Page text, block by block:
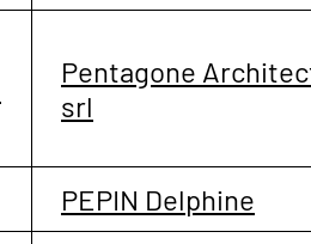
Pentagone
srl
PEPIN Delphine